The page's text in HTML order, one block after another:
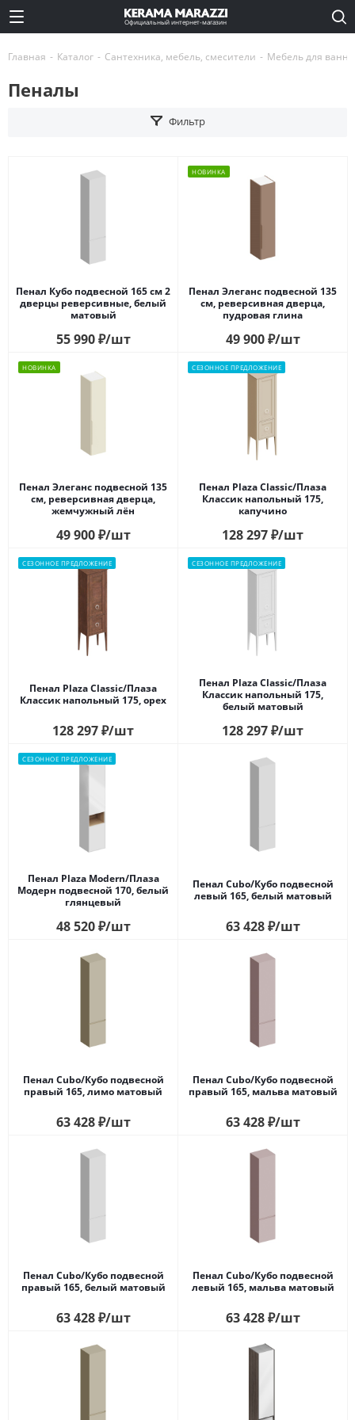
Официальный интернет-магазин
Главная - Каталог - Сантехника, мебель, смесители - Мебель для
Пеналы
Фильтр
Пенал Кубо подвесной 165 см 2
дверцы реверсивные, белый
матовый
55 990₽/шт
НОВИНКА
Пенал Элеганс подвесной 135
см, реверсивная дверца,
пудровая глина
49 900₽/шт
НОВИНКА
Пенал Элеганс подвесной 135
см, реверсивная дверца,
жемчужный лён
49 900₽/шт
СЕЗОННОЕ ПРЕДЛОЖЕНИЕ
Пенал Plaza Classic/Плаза
Классик напольный 175,
капучино
128 297₽/шт
СЕЗОННОЕ ПРЕДЛОЖЕНИЕ
Пенал Plaza Classic/Плаза
Классик напольный 175, орех
128 297₽/шт
СЕЗОННОЕ ПРЕДЛОЖЕНИЕ
Пенал Plaza Classic/Плаза
Классик напольный 175,
белый матовый
128 297₽/шт
СЕЗОННОЕ ПРЕДЛОЖЕНИЕ
Пенал Plaza Modern/Плаза
Модерн подвесной 170, белый
глянцевый
48 520₽/шт
Пенал Cubo/Кубо подвесной
левый 165, белый матовый
63 428₽/шт
Пенал Cubo/Кубо подвесной
правый 165, лимо матовый
63 428₽/шт
Пенал Cubo/Кубо подвесной
правый 165, мальва матовый
63 428₽/шт
Пенал Cubo/Кубо подвесной
правый 165, белый матовый
63 428₽/шт
Пенал Cubo/Кубо подвесной
левый 165, мальва матовый
63 428₽/шт